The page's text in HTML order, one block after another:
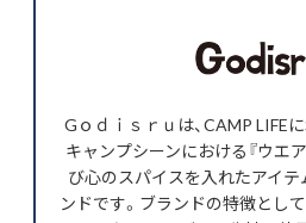
Gｏｄｉｓｒｕは、CAMP LIFEに
キャンプシーンにおける『ウエ
び心のスパイスを入れたアイ
ンドです。ブランドの特徴とし